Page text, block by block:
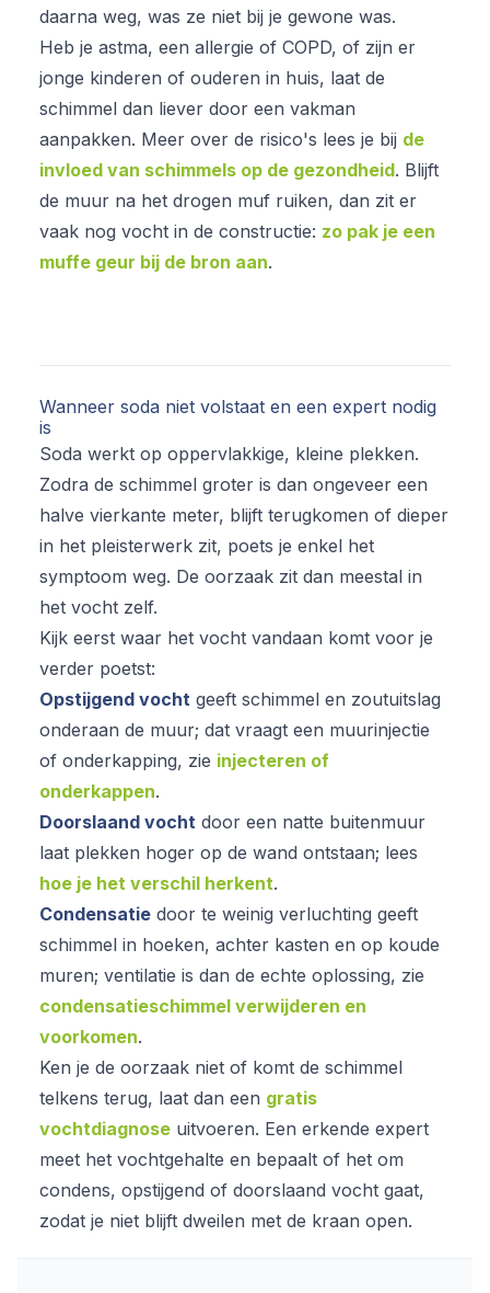
daarna weg, was ze niet bij je gewone was.
Heb je astma, een allergie of COPD, of zijn er
jonge kinderen of ouderen in huis, laat de
schimmel dan liever door een vakman
aanpakken. Meer over de risico's lees je bij de
invloed van schimmels op de gezondheid. Blijft
de muur na het drogen muf ruiken, dan zit er
vaak nog vocht in de constructie: zo pak je een
muffe geur bij de bron aan.
Wanneer soda niet volstaat en een expert nodig
is
Soda werkt op oppervlakkige, kleine plekken.
Zodra de schimmel groter is dan ongeveer een
halve vierkante meter, blijft terugkomen of dieper
in het pleisterwerk zit, poets je enkel het
symptoom weg. De oorzaak zit dan meestal in
het vocht zelf.
Kijk eerst waar het vocht vandaan komt voor je
verder poetst:
Opstijgend vocht geeft schimmel en zoutuitslag
onderaan de muur; dat vraagt een muurinjectie
of onderkapping, zie injecteren of
onderkappen.
Doorslaand vocht door een natte buitenmuur
laat plekken hoger op de wand ontstaan; lees
hoe je het verschil herkent.
Condensatie door te weinig verluchting geeft
schimmel in hoeken, achter kasten en op koude
muren; ventilatie is dan de echte oplossing, zie
condensatieschimmel verwijderen en
voorkomen.
Ken je de oorzaak niet of komt de schimmel
telkens terug, laat dan een gratis
vochtdiagnose uitvoeren. Een erkende expert
meet het vochtgehalte en bepaalt of het om
condens, opstijgend of doorslaand vocht gaat,
zodat je niet blijft dweilen met de kraan open.